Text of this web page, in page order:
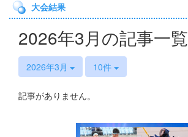
u
s
大会結果
2026年3月の記事一覧
2026年3月 10件
記事がありません。